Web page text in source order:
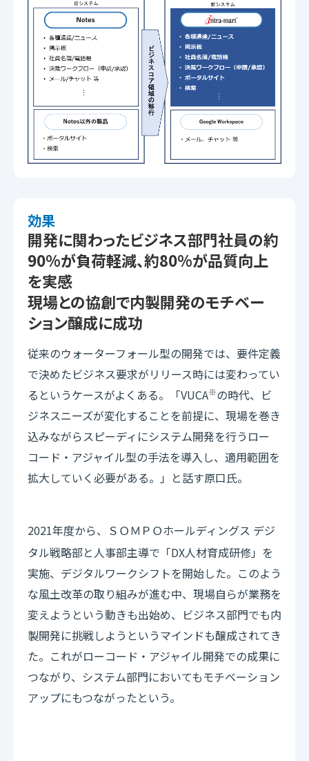
効果
開発に関わったビジネス部門社員の約
90%が負荷軽減、約80%が品質向上
を実感
現場との協創で内製開発のモチベー
ション醸成に成功
従来のウォーターフォール型の開発では、要件定義
で決めたビジネス要求がリリース時には変わってい
るというケースがよくある。「VUCA※の時代、ビ
ジネスニーズが変化することを前提に、現場を巻き
込みながらスピーディにシステム開発を行うロー
コード・アジャイル型の手法を導入し、適用範囲を
拡大していく必要がある。」と話す原口氏。
2021年度から、 ＳＯＭＰＯホールディングス デジ
タル戦略部と人事部主導で「DX人材育成研修」を
実施、デジタルワークシフトを開始した。このよう
な風土改革の取り組みが進む中、現場自らが業務を
変えようという動きも出始め、ビジネス部門でも内
製開発に挑戦しようというマインドも醸成されてき
た。これがローコード・アジャイル開発での成果に
つながり、システム部門においてもモチベーション
アップにもつながったという。